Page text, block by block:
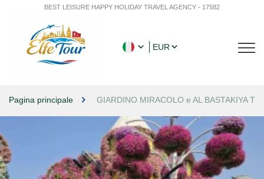
BEST LEISURE HAPPY HOLIDAY TRAVEL AGENCY - 17582
EUR
Pagina principale GIARDINO MIRACOLO e AL BASTAKIYA